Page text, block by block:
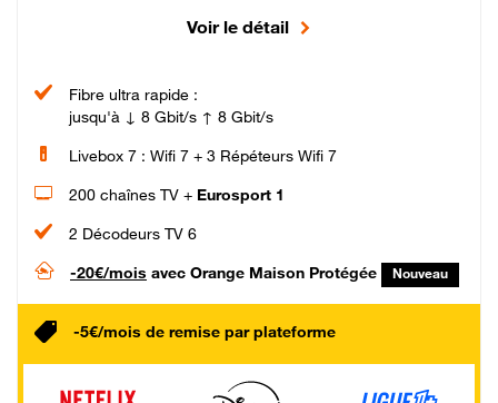
Voir le détail
Fibre ultra rapide :
jusqu'à ↓ 8 Gbit/s ↑ 8 Gbit/s
Livebox 7 : Wifi 7 + 3 Répéteurs Wifi 7
200 chaînes TV + Eurosport 1
2 Décodeurs TV 6
-20€/mois avec Orange Maison Protégée Nouveau
-5€/mois de remise par plateforme